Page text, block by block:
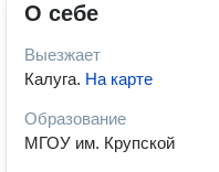
О себе
Выезжает
Калуга. На карте
Образование
МГОУ им. Крупской